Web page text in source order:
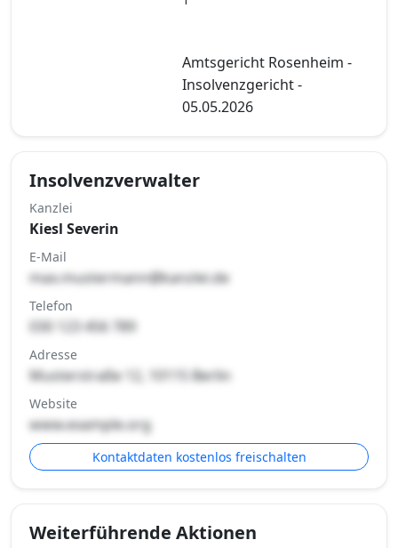
Amtsgericht Rosenheim -
Insolvenzgericht -
05.05.2026
Insolvenzverwalter
Kanzlei
Kiesl Severin
E-Mail
max.mustermann@kanzlei.de
Telefon
030 123 456 789
Adresse
Musterstraße 12, 10115 Berlin
Website
www.example.org
Kontaktdaten kostenlos freischalten
Weiterführende Aktionen